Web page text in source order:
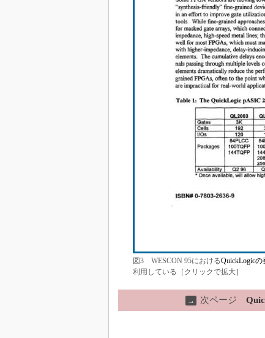
図3 WESCON 95におけるQuickLogicの
利用している［クリックで拡大］
→ 次ページ